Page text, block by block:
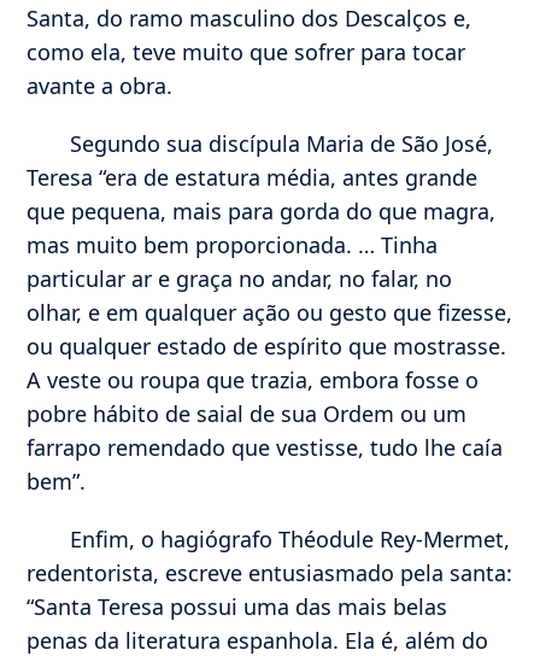
Santa, do ramo masculino dos Descalços e,
como ela, teve muito que sofrer para tocar
avante a obra.
Segundo sua discípula Maria de São José,
Teresa “era de estatura média, antes grande
que pequena, mais para gorda do que magra,
mas muito bem proporcionada. … Tinha
particular ar e graça no andar, no falar, no
olhar, e em qualquer ação ou gesto que fizesse,
ou qualquer estado de espírito que mostrasse.
A veste ou roupa que trazia, embora fosse o
pobre hábito de saial de sua Ordem ou um
farrapo remendado que vestisse, tudo lhe caía
bem”.
Enfim, o hagiógrafo Théodule Rey-Mermet,
redentorista, escreve entusiasmado pela santa:
“Santa Teresa possui uma das mais belas
penas da literatura espanhola. Ela é, além do